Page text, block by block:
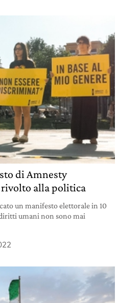
di Amnesty
alla politica
un manifesto elettorale in 10
umani non sono mai